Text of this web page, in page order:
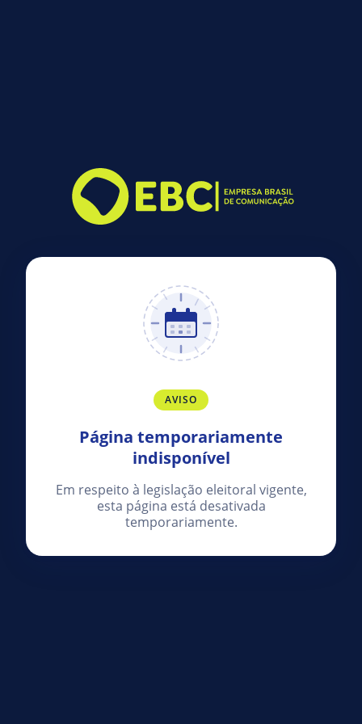
AVISO
Página temporariamente
indisponível
Em respeito à legislação eleitoral vigente,
esta página está desativada
temporariamente.